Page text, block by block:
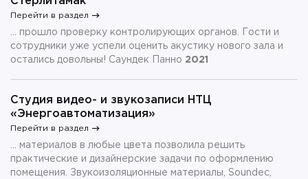
Перейти в раздел
... прошло проверку контролирующих органов. Гости и
сотрудники уже успели оценить акустику нового зала и
остались довольны! Саундек Панно 2021
Студия видео- и звукозаписи НТЦ
«Энергоавтоматизация»
Перейти в раздел
... материалов в любые цвета позволила решить
практические и дизайнерские задачи по оформлению
помещения. Звукоизоляционные материалы, Soundec,